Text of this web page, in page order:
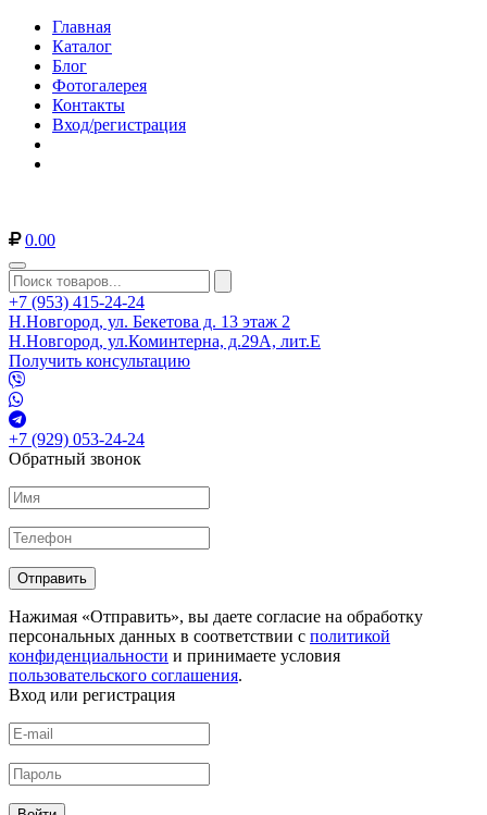
Главная
Каталог
Блог
Фотогалерея
Контакты
Вход/регистрация
0.00
+7 (953) 415-24-24
Н.Новгород, ул. Бекетова д. 13 этаж 2
Н.Новгород, ул.Коминтерна, д.29А, лит.Е
Получить консультацию
+7 (929) 053-24-24
Обратный звонок
Нажимая «Отправить», вы даете согласие на обработку
персональных данных в соответствии с политикой
конфиденциальности и принимаете условия
пользовательского соглашения.
Вход или регистрация